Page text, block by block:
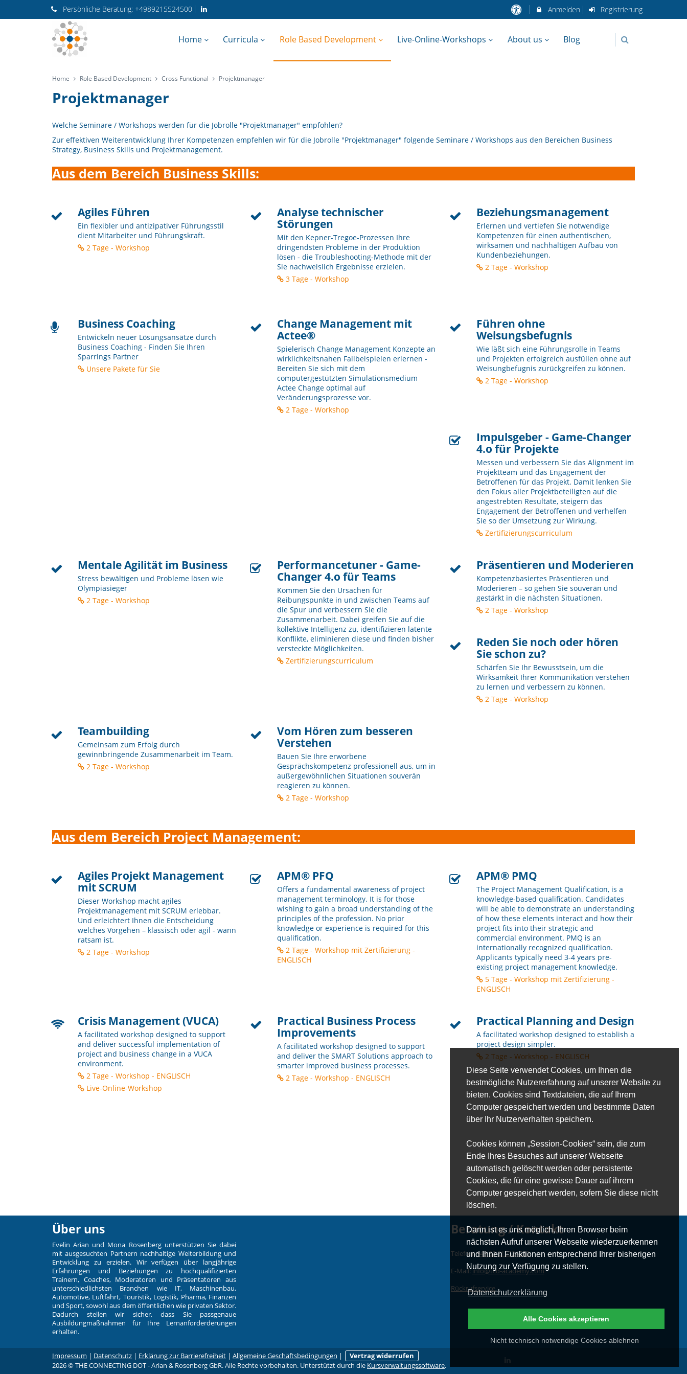
Diese Seite verwendet Cookies, um Ihnen die
bestmögliche Nutzererfahrung auf unserer Website zu
bieten. Cookies sind Textdateien, die auf Ihrem
Computer gespeichert werden und bestimmte Daten
über Ihr Nutzerverhalten speichern.
Cookies können „Session-Cookies“ sein, die zum
Ende Ihres Besuches auf unserer Webseite
automatisch gelöscht werden oder persistente
Cookies, die für eine gewisse Dauer auf ihrem
Computer gespeichert werden, sofern Sie diese nicht
löschen.
Dann ist es uns möglich, Ihren Browser beim
nächsten Aufruf unserer Webseite wiederzuerkennen
und Ihnen Funktionen entsprechend Ihrer bisherigen
Nutzung zur Verfügung zu stellen.
Datenschutzerklärung
Nicht technisch notwendige Cookies ablehnen
Alle Cookies akzeptieren
Persönliche Beratung: +4989215524500 Anmelden Registrierung
Home Curricula Role Based Development Live-Online-Workshops About us Blog
Home Role Based Development Cross Functional Projektmanager
Projektmanager
Welche Seminare / Workshops werden für die Jobrolle "Projektmanager" empfohlen?
Zur effektiven Weiterentwicklung Ihrer Kompetenzen empfehlen wir für die Jobrolle "Projektmanager" folgende Seminare / Workshops aus den Bereichen Business
Strategy, Business Skills und Projektmanagement.
Aus dem Bereich Business Skills:
Agiles Führen
Ein flexibler und antizipativer Führungsstil
dient Mitarbeiter und Führungskraft.
2 Tage - Workshop
Analyse technischer
Störungen
Mit den Kepner-Tregoe-Prozessen Ihre
dringendsten Probleme in der Produktion
lösen - die Troubleshooting-Methode mit der
Sie nachweislich Ergebnisse erzielen.
3 Tage - Workshop
Beziehungsmanagement
Erlernen und vertiefen Sie notwendige
Kompetenzen für einen authentischen,
wirksamen und nachhaltigen Aufbau von
Kundenbeziehungen.
2 Tage - Workshop
Business Coaching
Entwickeln neuer Lösungsansätze durch
Business Coaching - Finden Sie Ihren
Sparrings Partner
Unsere Pakete für Sie
Change Management mit
Actee®
Spielerisch Change Management Konzepte an
wirklichkeitsnahen Fallbeispielen erlernen -
Bereiten Sie sich mit dem
computergestützten Simulationsmedium
Actee Change optimal auf
Veränderungsprozesse vor.
2 Tage - Workshop
Führen ohne
Weisungsbefugnis
Wie läßt sich eine Führungsrolle in Teams
und Projekten erfolgreich ausfüllen ohne auf
Weisungbefugnis zurückgreifen zu können.
2 Tage - Workshop
Impulsgeber - Game-Changer
4.o für Projekte
Messen und verbessern Sie das Alignment im
Projektteam und das Engagement der
Betroffenen für das Projekt. Damit lenken Sie
den Fokus aller Projektbeteiligten auf die
angestrebten Resultate, steigern das
Engagement der Betroffenen und verhelfen
Sie so der Umsetzung zur Wirkung.
Zertifizierungscurriculum
Mentale Agilität im Business
Stress bewältigen und Probleme lösen wie
Olympiasieger
2 Tage - Workshop
Performancetuner - Game-
Changer 4.o für Teams
Kommen Sie den Ursachen für
Reibungspunkte in und zwischen Teams auf
die Spur und verbessern Sie die
Zusammenarbeit. Dabei greifen Sie auf die
kollektive Intelligenz zu, identifizieren latente
Konflikte, eliminieren diese und finden bisher
versteckte Möglichkeiten.
Zertifizierungscurriculum
Präsentieren und Moderieren
Kompetenzbasiertes Präsentieren und
Moderieren – so gehen Sie souverän und
gestärkt in die nächsten Situationen.
2 Tage - Workshop
Reden Sie noch oder hören
Sie schon zu?
Schärfen Sie Ihr Bewusstsein, um die
Wirksamkeit Ihrer Kommunikation verstehen
zu lernen und verbessern zu können.
2 Tage - Workshop
Teambuilding
Gemeinsam zum Erfolg durch
gewinnbringende Zusammenarbeit im Team.
2 Tage - Workshop
Vom Hören zum besseren
Verstehen
Bauen Sie Ihre erworbene
Gesprächskompetenz professionell aus, um in
außergewöhnlichen Situationen souverän
reagieren zu können.
2 Tage - Workshop
Aus dem Bereich Project Management:
Agiles Projekt Management
mit SCRUM
Dieser Workshop macht agiles
Projektmanagement mit SCRUM erlebbar.
Und erleichtert Ihnen die Entscheidung
welches Vorgehen – klassisch oder agil - wann
ratsam ist.
2 Tage - Workshop
APM® PFQ
Offers a fundamental awareness of project
management terminology. It is for those
wishing to gain a broad understanding of the
principles of the profession. No prior
knowledge or experience is required for this
qualification.
2 Tage - Workshop mit Zertifizierung -
ENGLISCH
APM® PMQ
The Project Management Qualification, is a
knowledge-based qualification. Candidates
will be able to demonstrate an understanding
of how these elements interact and how their
project fits into their strategic and
commercial environment. PMQ is an
internationally recognized qualification.
Applicants typically need 3-4 years pre-
existing project management knowledge.
5 Tage - Workshop mit Zertifizierung -
ENGLISCH
Crisis Management (VUCA)
A facilitated workshop designed to support
and deliver successful implementation of
project and business change in a VUCA
environment.
2 Tage - Workshop - ENGLISCH
Live-Online-Workshop
Practical Business Process
Improvements
A facilitated workshop designed to support
and deliver the SMART Solutions approach to
smarter improved business processes.
2 Tage - Workshop - ENGLISCH
Practical Planning and Design
A facilitated workshop designed to establish a
project design simpler.
2 Tage - Workshop - ENGLISCH
Über uns
Evelin Arian und Mona Rosenberg unterstützen Sie dabei
mit ausgesuchten Partnern nachhaltige Weiterbildung und
Entwicklung zu erzielen. Wir verfügen über langjährige
Erfahrungen und Beziehungen zu hochqualifizierten
Trainern, Coaches, Moderatoren und Präsentatoren aus
unterschiedlichsten Branchen wie IT, Maschinenbau,
Automotive, Luftfahrt, Touristik, Logistik, Pharma, Finanzen
und Sport, sowohl aus dem öffentlichen wie privaten Sektor.
Dadurch stellen wir sicher, dass Sie passgenaue
Ausbildungmaßnahmen für Ihre Lernanforderderungen
erhalten.
Beratung / Kontakt
Telefon:+49 89 215524500
E-Mail:info@tcd-academy.com
Rückrufservice
Impressum | Datenschutz | Erklärung zur Barrierefreiheit | Allgemeine Geschäftsbedingungen |
Vertrag widerrufen
2026 © THE CONNECTING DOT - Arian & Rosenberg GbR. Alle Rechte vorbehalten. Unterstützt durch die Kursverwaltungssoftware.